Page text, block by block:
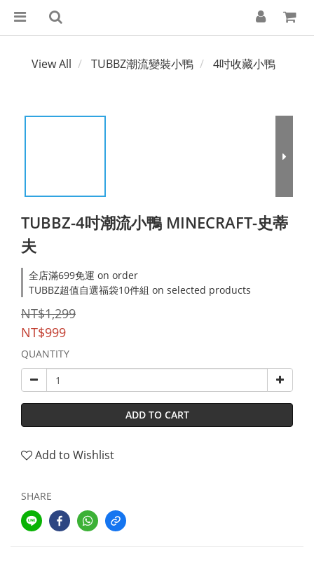
View All TUBBZ潮流變裝小鴨 4吋收藏小鴨
TUBBZ-4吋潮流小鴨 MINECRAFT-史蒂
夫
全店滿699免運 on order
TUBBZ超值自選福袋10件組 on selected products
NT$1,299
NT$999
QUANTITY
ADD TO CART
Add to Wishlist
SHARE